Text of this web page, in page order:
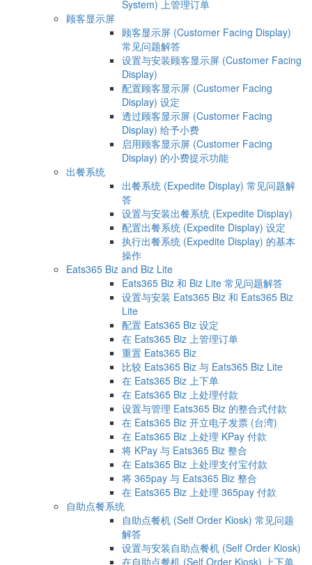
System) 上管理订单
顾客显示屏
顾客显示屏 (Customer Facing Display)
常见问题解答
设置与安装顾客显示屏 (Customer Facing
Display)
配置顾客显示屏 (Customer Facing
Display) 设定
透过顾客显示屏 (Customer Facing
Display) 给予小费
启用顾客显示屏 (Customer Facing
Display) 的小费提示功能
出餐系统
出餐系统 (Expedite Display) 常见问题解
答
设置与安装出餐系统 (Expedite Display)
配置出餐系统 (Expedite Display) 设定
执行出餐系统 (Expedite Display) 的基本
操作
Eats365 Biz and Biz Lite
Eats365 Biz 和 Biz Lite 常见问题解答
设置与安装 Eats365 Biz 和 Eats365 Biz
Lite
配置 Eats365 Biz 设定
在 Eats365 Biz 上管理订单
重置 Eats365 Biz
比较 Eats365 Biz 与 Eats365 Biz Lite
在 Eats365 Biz 上下单
在 Eats365 Biz 上处理付款
设置与管理 Eats365 Biz 的整合式付款
在 Eats365 Biz 开立电子发票 (台湾)
在 Eats365 Biz 上处理 KPay 付款
将 KPay 与 Eats365 Biz 整合
在 Eats365 Biz 上处理支付宝付款
将 365pay 与 Eats365 Biz 整合
在 Eats365 Biz 上处理 365pay 付款
自助点餐系统
自助点餐机 (Self Order Kiosk) 常见问题
解答
设置与安装自助点餐机 (Self Order Kiosk)
在自助点餐机 (Self Order Kiosk) 上下单